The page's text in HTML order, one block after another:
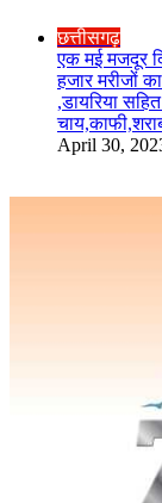
छत्तीसगढ़
एक मई मजदूर
हजार मरीजों
,डायरिया
April 30,